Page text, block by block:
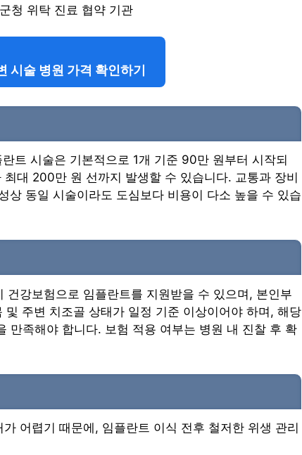
청 위탁 진료 협약 기관
시술 병원 가격 확인하기
트 시술은 기본적으로 1개 기준 90만 원부터 시작되
대 200만 원 선까지 발생할 수 있습니다. 교통과 장비
상 동일 시술이라도 도심보다 비용이 다소 높을 수 있습
강보험으로 임플란트를 지원받을 수 있으며, 본인부
주변 치조골 상태가 일정 기준 이상이어야 하며, 해당
만족해야 합니다. 보험 적용 여부는 병원 내 진찰 후 확
어렵기 때문에, 임플란트 이식 전후 철저한 위생 관리